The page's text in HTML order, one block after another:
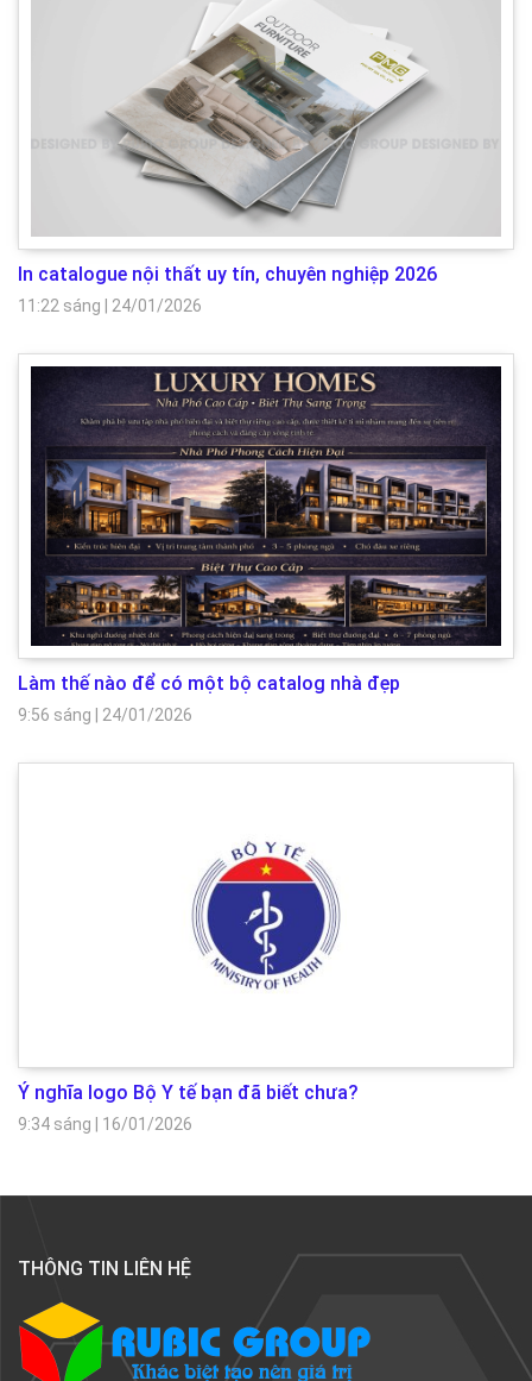
In catalogue nội thất uy tín, chuyên nghiệp 2026
11:22 sáng 24/01/2026
Làm thế nào để có một bộ catalog nhà đẹp
9:56 sáng 24/01/2026
Ý nghĩa logo Bộ Y tế bạn đã biết chưa?
9:34 sáng 16/01/2026
THÔNG TIN LIÊN HỆ